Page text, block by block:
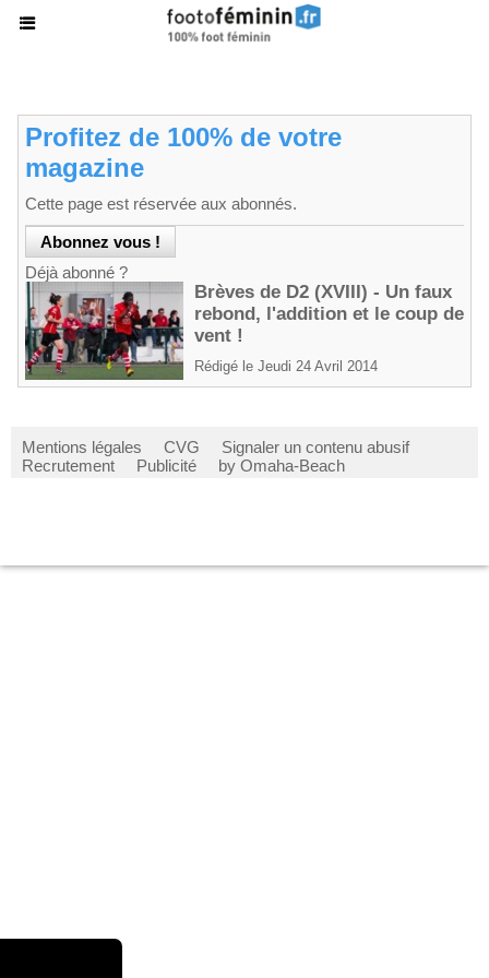
Profitez de 100% de votre
magazine
Cette page est réservée aux abonnés.
Déjà abonné ?
Brèves de D2 (XVIII) - Un faux
rebond, l'addition et le coup de
vent !
Rédigé le Jeudi 24 Avril 2014
Mentions légales CVG
Signaler un contenu abusif
Recrutement
Publicité by Omaha-Beach